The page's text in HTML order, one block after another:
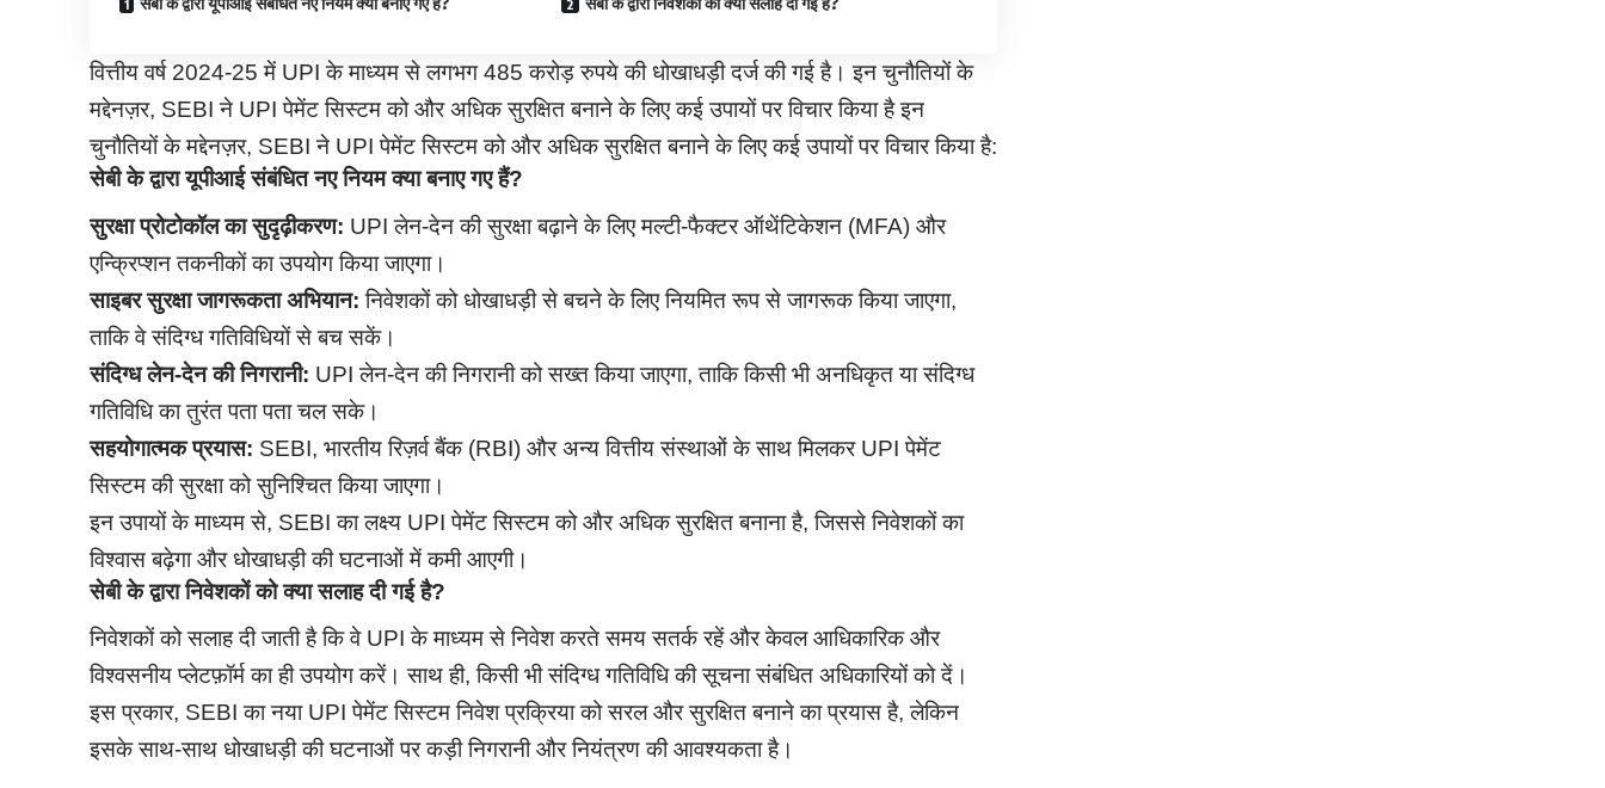
वित्तीय वर्ष 2024-25 में UPI के माध्यम से लगभग 485 करोड़ रुपये की धोखाधड़ी दर्ज की गई है। इन चुनौतियों के
मद्देनज़र, SEBI ने UPI पेमेंट सिस्टम को और अधिक सुरक्षित बनाने के लिए कई उपायों पर विचार किया है इन
चुनौतियों के मद्देनज़र, SEBI ने UPI पेमेंट सिस्टम को और अधिक सुरक्षित बनाने के लिए कई उपायों पर विचार किया है:
सेबी के द्वारा यूपीआई संबंधित नए नियम क्या बनाए गए हैं?
सुरक्षा प्रोटोकॉल का सुदृढ़ीकरण: UPI लेन-देन की सुरक्षा बढ़ाने के लिए मल्टी-फैक्टर ऑथेंटिकेशन (MFA) और
एन्क्रिप्शन तकनीकों का उपयोग किया जाएगा।
साइबर सुरक्षा जागरूकता अभियान: निवेशकों को धोखाधड़ी से बचने के लिए नियमित रूप से जागरूक किया जाएगा,
ताकि वे संदिग्ध गतिविधियों से बच सकें।
संदिग्ध लेन-देन की निगरानी: UPI लेन-देन की निगरानी को सख्त किया जाएगा, ताकि किसी भी अनधिकृत या संदिग्ध
गतिविधि का तुरंत पता पता चल सके।
सहयोगात्मक प्रयास: SEBI, भारतीय रिज़र्व बैंक (RBI) और अन्य वित्तीय संस्थाओं के साथ मिलकर UPI पेमेंट
सिस्टम की सुरक्षा को सुनिश्चित किया जाएगा।
इन उपायों के माध्यम से, SEBI का लक्ष्य UPI पेमेंट सिस्टम को और अधिक सुरक्षित बनाना है, जिससे निवेशकों का
विश्वास बढ़ेगा और धोखाधड़ी की घटनाओं में कमी आएगी।
सेबी के द्वारा निवेशकों को क्या सलाह दी गई है?
निवेशकों को सलाह दी जाती है कि वे UPI के माध्यम से निवेश करते समय सतर्क रहें और केवल आधिकारिक और
विश्वसनीय प्लेटफ़ॉर्म का ही उपयोग करें। साथ ही, किसी भी संदिग्ध गतिविधि की सूचना संबंधित अधिकारियों को दें।
इस प्रकार, SEBI का नया UPI पेमेंट सिस्टम निवेश प्रक्रिया को सरल और सुरक्षित बनाने का प्रयास है, लेकिन
इसके साथ-साथ धोखाधड़ी की घटनाओं पर कड़ी निगरानी और नियंत्रण की आवश्यकता है।